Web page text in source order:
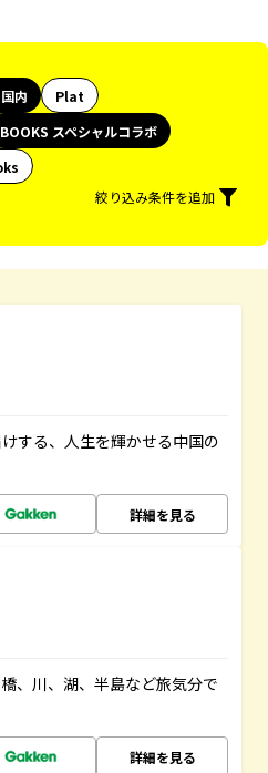
内
Plat
BOOKS スペシャルコラボ
絞り込み条件を追加
する、人生を輝かせる中国の
詳細を見る
、川、湖、半島など旅気分で
詳細を見る